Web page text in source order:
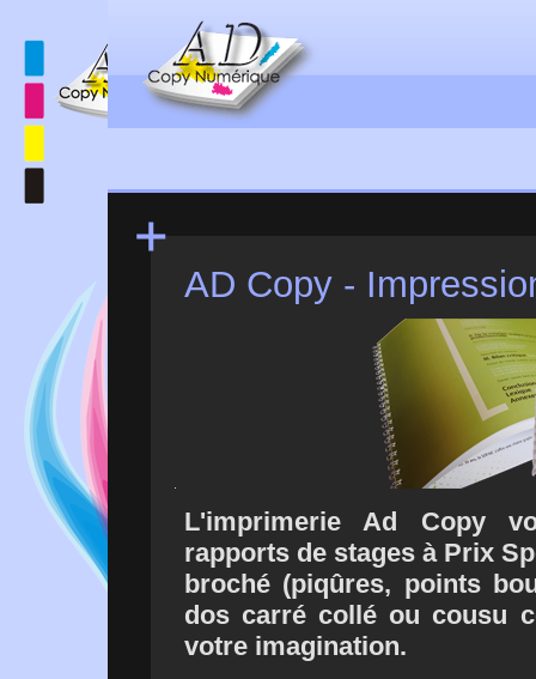
AD Copy -
L'imprimerie Ad Copy
rapports de stages à Prix
broché (piqûres, points
dos carré collé ou cousu
votre imagination.